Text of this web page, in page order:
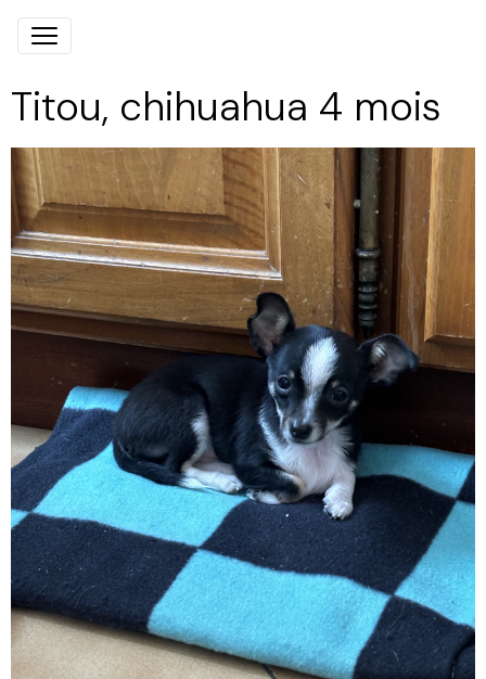
Titou, chihuahua 4 mois